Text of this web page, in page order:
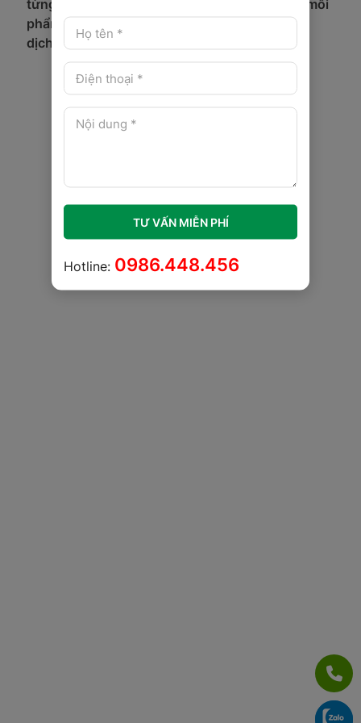
từng sản
phẩm và
dịch vụ.
mình tốt hơn mỗi
TƯ VẤN MIỄN PHÍ
Hotline: 0986.448.456